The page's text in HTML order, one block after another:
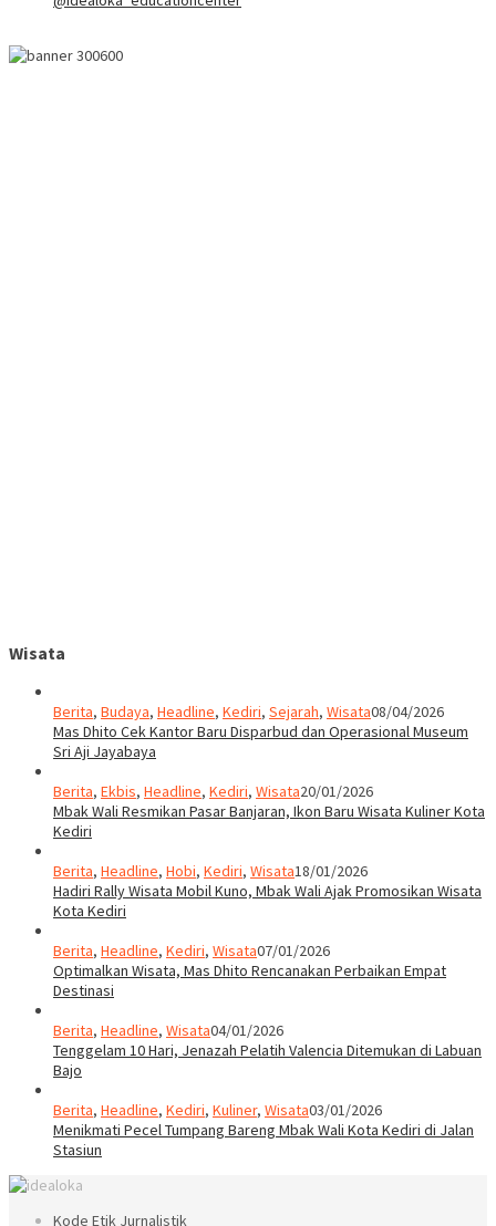
Wisata
Berita, Budaya, Headline, Kediri, Sejarah, Wisata08/04/2026
Mas Dhito Cek Kantor Baru Disparbud dan Operasional Museum
Sri Aji Jayabaya
Berita, Ekbis, Headline, Kediri, Wisata20/01/2026
Mbak Wali Resmikan Pasar Banjaran, Ikon Baru Wisata Kuliner Kota
Kediri
Berita, Headline, Hobi, Kediri, Wisata18/01/2026
Hadiri Rally Wisata Mobil Kuno, Mbak Wali Ajak Promosikan Wisata
Kota Kediri
Berita, Headline, Kediri, Wisata07/01/2026
Optimalkan Wisata, Mas Dhito Rencanakan Perbaikan Empat
Destinasi
Berita, Headline, Wisata04/01/2026
Tenggelam 10 Hari, Jenazah Pelatih Valencia Ditemukan di Labuan
Bajo
Berita, Headline, Kediri, Kuliner, Wisata03/01/2026
Menikmati Pecel Tumpang Bareng Mbak Wali Kota Kediri di Jalan
Stasiun
Kode Etik Jurnalistik